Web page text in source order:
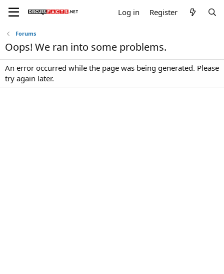
Log in Register
Forums
Oops! We ran into some problems.
An error occurred while the page was being generated. Please
try again later.